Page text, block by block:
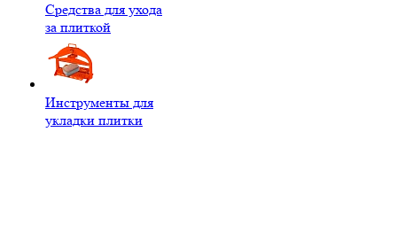
Средства для ухода
за плиткой
Инструменты для
укладки плитки